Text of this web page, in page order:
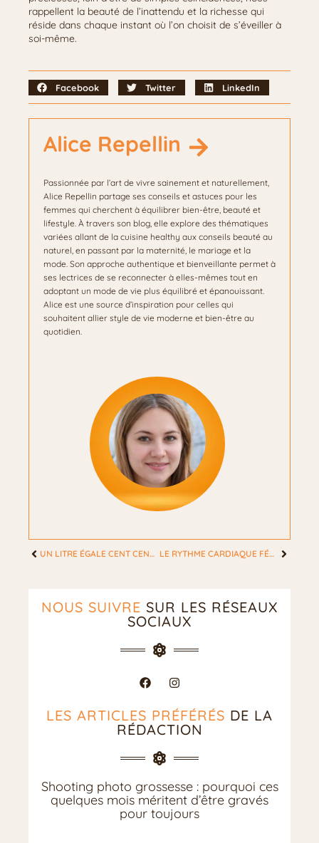
rappellent la beauté de l’inattendu et la richesse qui
réside dans chaque instant où l’on choisit de s’éveiller à
soi-même.
Facebook Twitter LinkedIn
Alice Repellin
Passionnée par l’art de vivre sainement et naturellement,
Alice Repellin partage ses conseils et astuces pour les
femmes qui cherchent à équilibrer bien-être, beauté et
lifestyle. À travers son blog, elle explore des thématiques
variées allant de la cuisine healthy aux conseils beauté au
naturel, en passant par la maternité, le mariage et la
mode. Son approche authentique et bienveillante permet à
ses lectrices de se reconnecter à elles-mêmes tout en
adoptant un mode de vie plus équilibré et épanouissant.
Alice est une source d’inspiration pour celles qui
souhaitent allier style de vie moderne et bien-être au
quotidien.
UN LITRE ÉGALE CENT CENTILITRES : LA CLÉ PRATIQUE POUR LES FEMMES ORGANISÉES LE RYTHME CARDIAQUE FÉMININ : RÉVÉLATIONS SURPRENANTES POUR UNE SANTÉ OPTIMALE
NOUS SUIVRE SUR LES RÉSEAUX
SOCIAUX
LES ARTICLES PRÉFÉRÉS DE LA
RÉDACTION
Shooting photo grossesse : pourquoi ces
quelques mois méritent d’être gravés
pour toujours